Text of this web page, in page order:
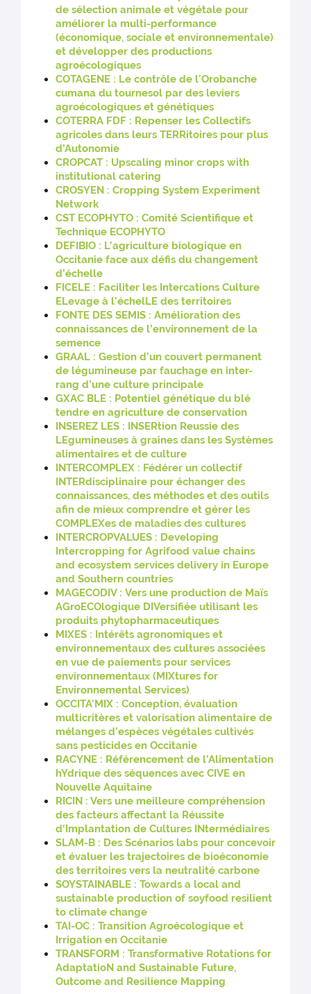
de sélection animale et végétale pour
améliorer la multi-performance
(économique, sociale et environnementale)
et développer des productions
agroécologiques
COTAGENE : Le contrôle de l'Orobanche
cumana du tournesol par des leviers
agroécologiques et génétiques
COTERRA FDF : Repenser les Collectifs
agricoles dans leurs TERRitoires pour plus
d’Autonomie
CROPCAT : Upscaling minor crops with
institutional catering
CROSYEN : Cropping System Experiment
Network
CST ECOPHYTO : Comité Scientifique et
Technique ECOPHYTO
DEFIBIO : L’agriculture biologique en
Occitanie face aux défis du changement
d’échelle
FICELE : Faciliter les Intercations Culture
ELevage à l'échelLE des territoires
FONTE DES SEMIS : Amélioration des
connaissances de l’environnement de la
semence
GRAAL : Gestion d’un couvert permanent
de légumineuse par fauchage en inter-
rang d’une culture principale
GXAC BLE : Potentiel génétique du blé
tendre en agriculture de conservation
INSEREZ LES : INSERtion Reussie des
LEgumineuses à graines dans les Systèmes
alimentaires et de culture
INTERCOMPLEX : Fédérer un collectif
INTERdisciplinaire pour échanger des
connaissances, des méthodes et des outils
afin de mieux comprendre et gérer les
COMPLEXes de maladies des cultures
INTERCROPVALUES : Developing
Intercropping for Agrifood value chains
and ecosystem services delivery in Europe
and Southern countries
MAGECODIV : Vers une production de Maïs
AGroECOlogique DIVersifiée utilisant les
produits phytopharmaceutiques
MIXES : Intérêts agronomiques et
environnementaux des cultures associées
en vue de paiements pour services
environnementaux (MIXtures for
Environnemental Services)
OCCITA'MIX : Conception, évaluation
multicritères et valorisation alimentaire de
mélanges d’espèces végétales cultivés
sans pesticides en Occitanie
RACYNE : Référencement de l’Alimentation
hYdrique des séquences avec CIVE en
Nouvelle Aquitaine
RICIN : Vers une meilleure compréhension
des facteurs affectant la Réussite
d‘Implantation de Cultures INtermédiaires
SLAM-B : Des Scénarios labs pour concevoir
et évaluer les trajectoires de bioéconomie
des territoires vers la neutralité carbone
SOYSTAINABLE : Towards a local and
sustainable production of soyfood resilient
to climate change
TAI-OC : Transition Agroécologique et
Irrigation en Occitanie
TRANSFORM : Transformative Rotations for
AdaptatioN and Sustainable Future,
Outcome and Resilience Mapping